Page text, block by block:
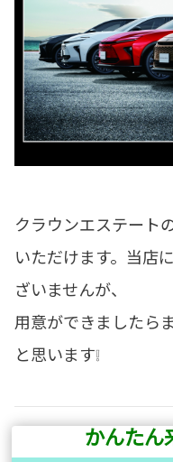
クラウンエステート
いただけます。当店
ざいませんが、
用意ができましたら
と思います❕
かんたん